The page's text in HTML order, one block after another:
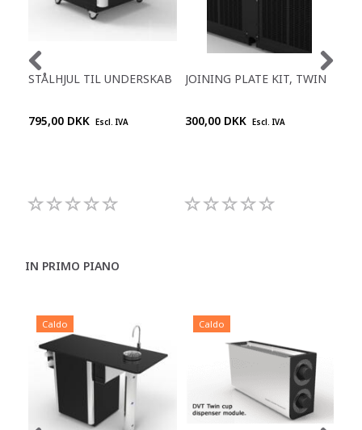
STÅLHJUL TIL UNDERSKAB
795,00 DKK Escl. IVA
JOINING PLATE KIT, TWIN
300,00 DKK Escl. IVA
IN PRIMO PIANO
Caldo Caldo